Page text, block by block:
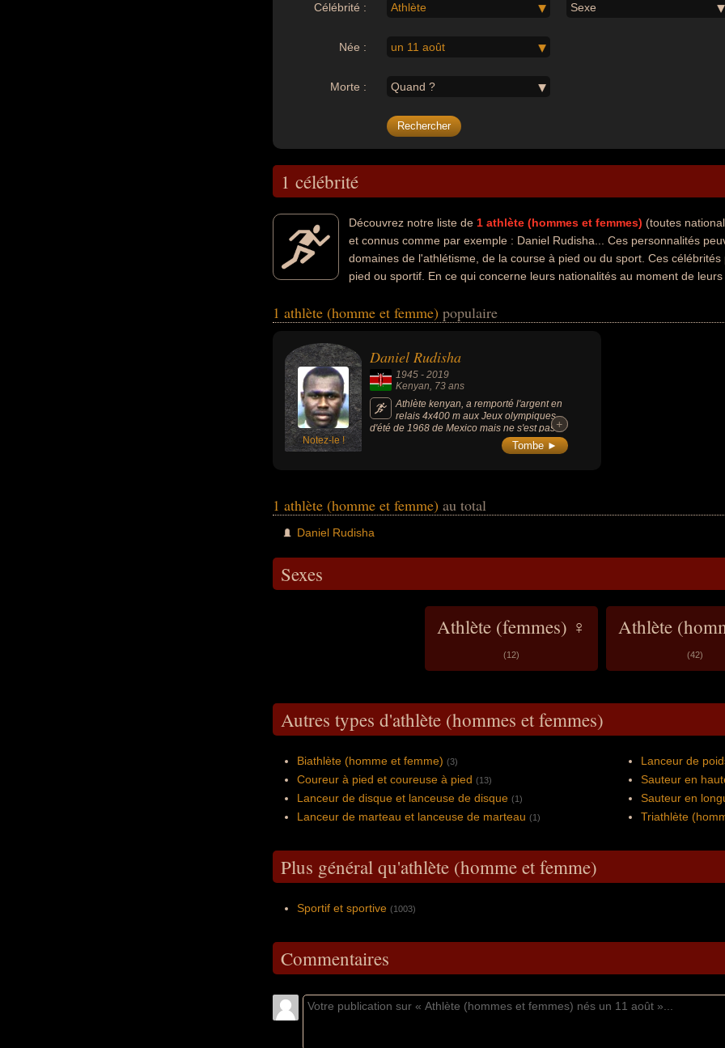
Célébrité : Athlète Sexe
Née : un 11 août
Morte : Quand ?
1 célébrité
Découvrez notre liste de 1 athlète (hommes et femmes) (toutes
et connus comme par exemple : Daniel Rudisha... Ces personnalités
domaines de l'athlétisme, de la course à pied ou du sport. Ces
pied ou sportif. En ce qui concerne leurs nationalités au moment de
1 athlète (homme et femme) populaire
Notez-le !
Daniel Rudisha
1945 - 2019
Kenyan, 73 ans
Athlète kenyan, a remporté l'argent en
relais 4x400 m aux Jeux olympiques
d'été de 1968 de Mexico mais ne s'est pas
qualifié pour la finale. Il est le père de David
Rudisha, coureur de 800 m en activité au
+
+
Tombe ►
1 athlète (homme et femme) au total
Daniel Rudisha
Sexes
Athlète (femmes) ♀
(12)
Athlète
(42)
Autres types d'athlète (hommes et femmes)
Biathlète (homme et femme) (3)
Coureur à pied et coureuse à pied (13)
Lanceur de disque et lanceuse de disque (1)
Lanceur de marteau et lanceuse de marteau (1)
Lanceur de
Sauteur en
Sauteur en
Triathlète
Plus général qu'athlète (homme et femme)
Sportif et sportive (1003)
Commentaires